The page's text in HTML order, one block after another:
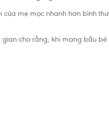
của mẹ mọc nhanh hơn bình
gian cho rằng, khi mang bầu